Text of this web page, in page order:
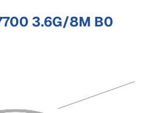
3.6G/8M B0